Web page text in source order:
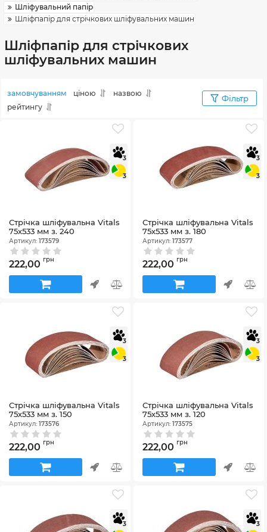
Шліфувальний папір
Шліфпапір для стрічкових шліфувальних машин
Шліфпапір для стрічкових
шліфувальних машин
замовчуванням ціною
назвою
рейтингу
Фільтр
3
3
Стрічка шліфувальна Vitals
75х533 мм з. 240
Артикул: 173579
222,00 грн
3
3
Стрічка шліфувальна Vitals
75х533 мм з. 180
Артикул: 173577
222,00 грн
3
3
Стрічка шліфувальна Vitals
75х533 мм з. 150
Артикул: 173576
222,00 грн
3
3
Стрічка шліфувальна Vitals
75х533 мм з. 120
Артикул: 173575
222,00 грн
3 3